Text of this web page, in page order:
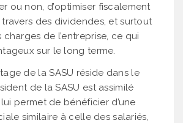
ou non, d’optimiser fiscalement
des dividendes, et surtout
de l’entreprise, ce qui
sur le long terme.
de la SASU réside dans le
de la SASU est assimilé
permet de bénéficier d’une
similaire à celle des salariés,